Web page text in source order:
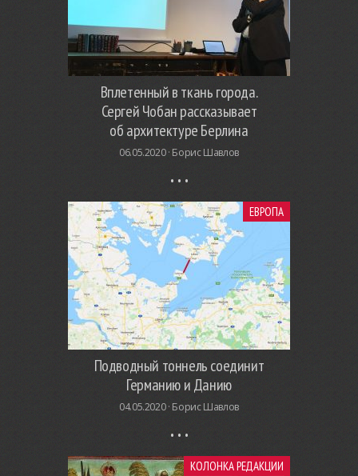
Вплетенный в ткань города.
Сергей Чобан рассказывает
об архитектуре Берлина
06.05.2020 · Борис Шавлов
ЕВРОПА
Подводный тоннель соединит
Германию и Данию
04.05.2020 · Борис Шавлов
КОЛОНКА РЕДАКЦИИ